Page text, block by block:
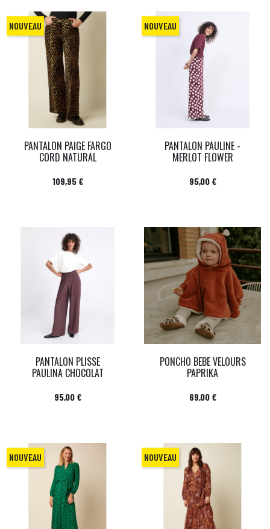
PANTALON PAIGE FARGO
CORD NATURAL
Prix
109,95 €
NOUVEAU
PANTALON PAULINE -
MERLOT FLOWER
Prix
95,00 €
NOUVEAU
PANTALON PLISSE
PAULINA CHOCOLAT
Prix
95,00 €
PONCHO BEBE VELOURS
PAPRIKA
Prix
69,00 €
NOUVEAU NOUVEAU